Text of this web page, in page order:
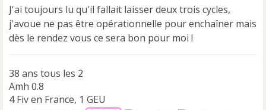
e
n
o
n
J'ai toujours lu qu'il fallait laisser deux trois cycles,
j'avoue ne pas être opérationnelle pour enchaîner mais
dès le rendez vous ce sera bon pour moi !
38 ans tous les 2
Amh 0.8
4 Fiv en France, 1 GEU